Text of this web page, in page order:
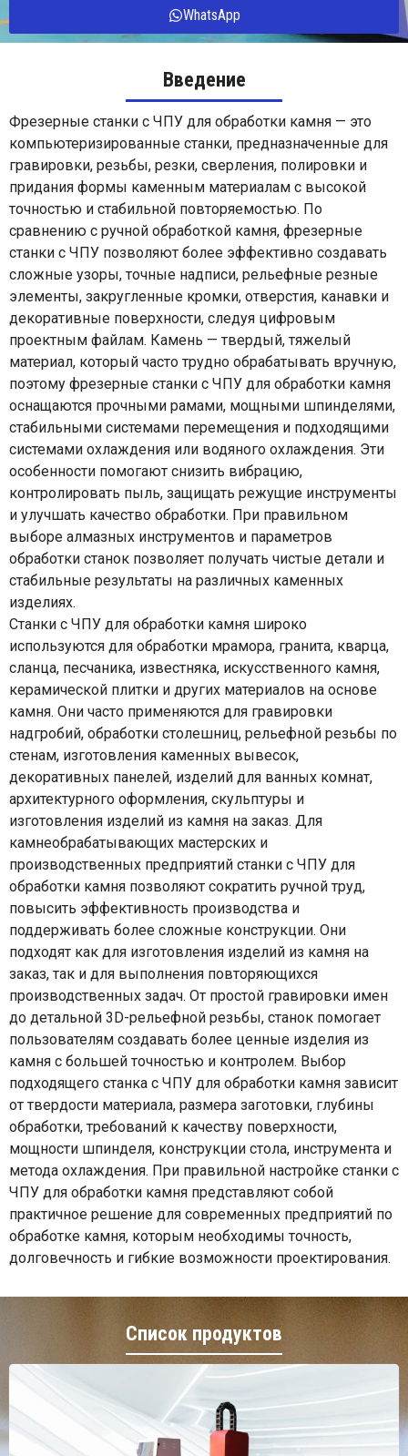
WhatsApp
Введение
Фрезерные станки с ЧПУ для обработки камня — это
компьютеризированные станки, предназначенные для
гравировки, резьбы, резки, сверления, полировки и
придания формы каменным материалам с высокой
точностью и стабильной повторяемостью. По
сравнению с ручной обработкой камня, фрезерные
станки с ЧПУ позволяют более эффективно создавать
сложные узоры, точные надписи, рельефные резные
элементы, закругленные кромки, отверстия, канавки и
декоративные поверхности, следуя цифровым
проектным файлам. Камень — твердый, тяжелый
материал, который часто трудно обрабатывать вручную,
поэтому фрезерные станки с ЧПУ для обработки камня
оснащаются прочными рамами, мощными шпинделями,
стабильными системами перемещения и подходящими
системами охлаждения или водяного охлаждения. Эти
особенности помогают снизить вибрацию,
контролировать пыль, защищать режущие инструменты
и улучшать качество обработки. При правильном
выборе алмазных инструментов и параметров
обработки станок позволяет получать чистые детали и
стабильные результаты на различных каменных
изделиях.
Станки с ЧПУ для обработки камня широко
используются для обработки мрамора, гранита, кварца,
сланца, песчаника, известняка, искусственного камня,
керамической плитки и других материалов на основе
камня. Они часто применяются для гравировки
надгробий, обработки столешниц, рельефной резьбы по
стенам, изготовления каменных вывесок,
декоративных панелей, изделий для ванных комнат,
архитектурного оформления, скульптуры и
изготовления изделий из камня на заказ. Для
камнеобрабатывающих мастерских и
производственных предприятий станки с ЧПУ для
обработки камня позволяют сократить ручной труд,
повысить эффективность производства и
поддерживать более сложные конструкции. Они
подходят как для изготовления изделий из камня на
заказ, так и для выполнения повторяющихся
производственных задач. От простой гравировки имен
до детальной 3D-рельефной резьбы, станок помогает
пользователям создавать более ценные изделия из
камня с большей точностью и контролем. Выбор
подходящего станка с ЧПУ для обработки камня зависит
от твердости материала, размера заготовки, глубины
обработки, требований к качеству поверхности,
мощности шпинделя, конструкции стола, инструмента и
метода охлаждения. При правильной настройке станки с
ЧПУ для обработки камня представляют собой
практичное решение для современных предприятий по
обработке камня, которым необходимы точность,
долговечность и гибкие возможности проектирования.
Список продуктов